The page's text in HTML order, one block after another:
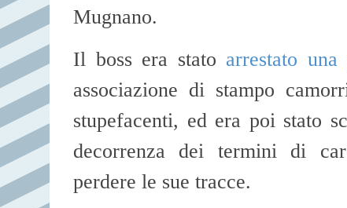
Mugnano.
Il boss era stato arrestato
associazione di stampo
stupefacenti, ed era poi stato
decorrenza dei termini di
perdere le sue tracce.